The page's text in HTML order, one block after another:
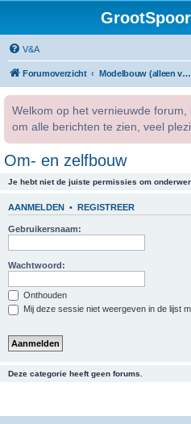
V&A
Forumoverzicht Modelbouw (alleen voor geregistreerde gebruikers).
Welkom op het vernieuwde forum,
om alle berichten te zien, veel
Om- en zelfbouw
Je hebt niet de juiste permissies om
AANMELDEN • REGISTREER
Gebruikersnaam:
Wachtwoord:
Onthouden
Mij deze sessie niet weergeven in de lijst
Deze categorie heeft geen forums.